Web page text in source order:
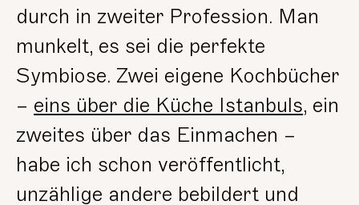
durch in zweiter Profession. Man
munkelt, es sei die perfekte
Symbiose. Zwei eigene Kochbücher
– eins über die Küche Istanbuls, ein
zweites über das Einmachen –
habe ich schon veröffentlicht,
unzählige andere bebildert und